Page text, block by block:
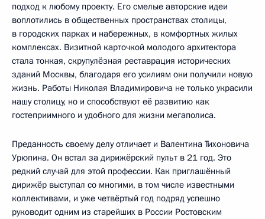
подход к любому проекту. Его смелые авторские идеи
воплотились в общественных пространствах столицы,
в городских парках и набережных, в комфортных жилых
комплексах. Визитной карточкой молодого архитектора
стала тонкая, скрупулёзная реставрация исторических
зданий Москвы, благодаря его усилиям они получили новую
жизнь. Работы Николая Владимировича не только украсили
нашу столицу, но и способствуют её развитию как
гостеприимного и удобного для жизни мегаполиса.
Преданность своему делу отличает и Валентина Тихоновича
Урюпина. Он встал за дирижёрский пульт в 21 год. Это
редкий случай для этой профессии. Как приглашённый
дирижёр выступал со многими, в том числе известными
коллективами, и уже четвёртый год подряд успешно
руководит одним из старейших в России Ростовским